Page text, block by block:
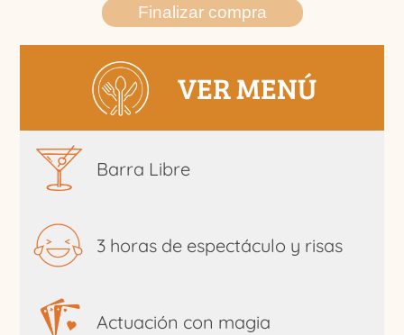
Finalizar compra
VER MENÚ
Barra Libre
3 horas de espectáculo y risas
Actuación con magia